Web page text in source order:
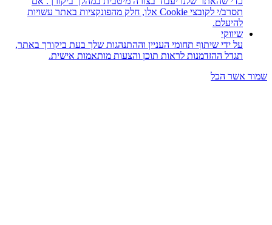
תסרב/י לקובצי Cookie אלו, חלק מהפונקציות באתר עשויות
להיעלם.
שיווקי
על ידי שיתוף תחומי העניין וההתנהגות שלך בעת ביקורך באתר,
תגדל ההזדמנות לראות תוכן והצעות מותאמות אישית.
אשר הכל